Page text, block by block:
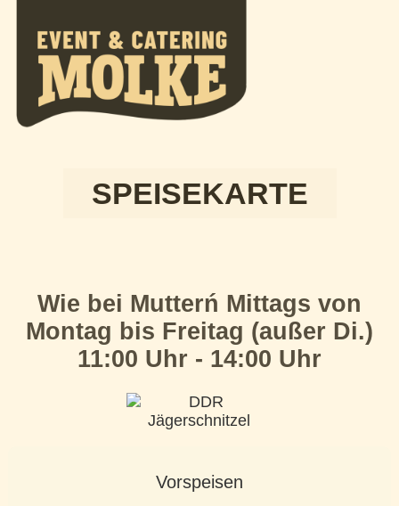
SPEISEKARTE
Wie bei Mutterń Mittags von
Montag bis Freitag (außer Di.)
11:00 Uhr - 14:00 Uhr
Vorspeisen